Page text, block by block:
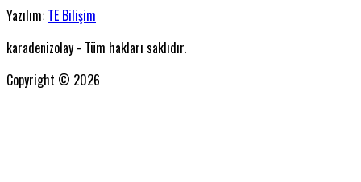
Yazılım: TE Bilişim
karadenizolay - Tüm hakları saklıdır.
Copyright © 2026